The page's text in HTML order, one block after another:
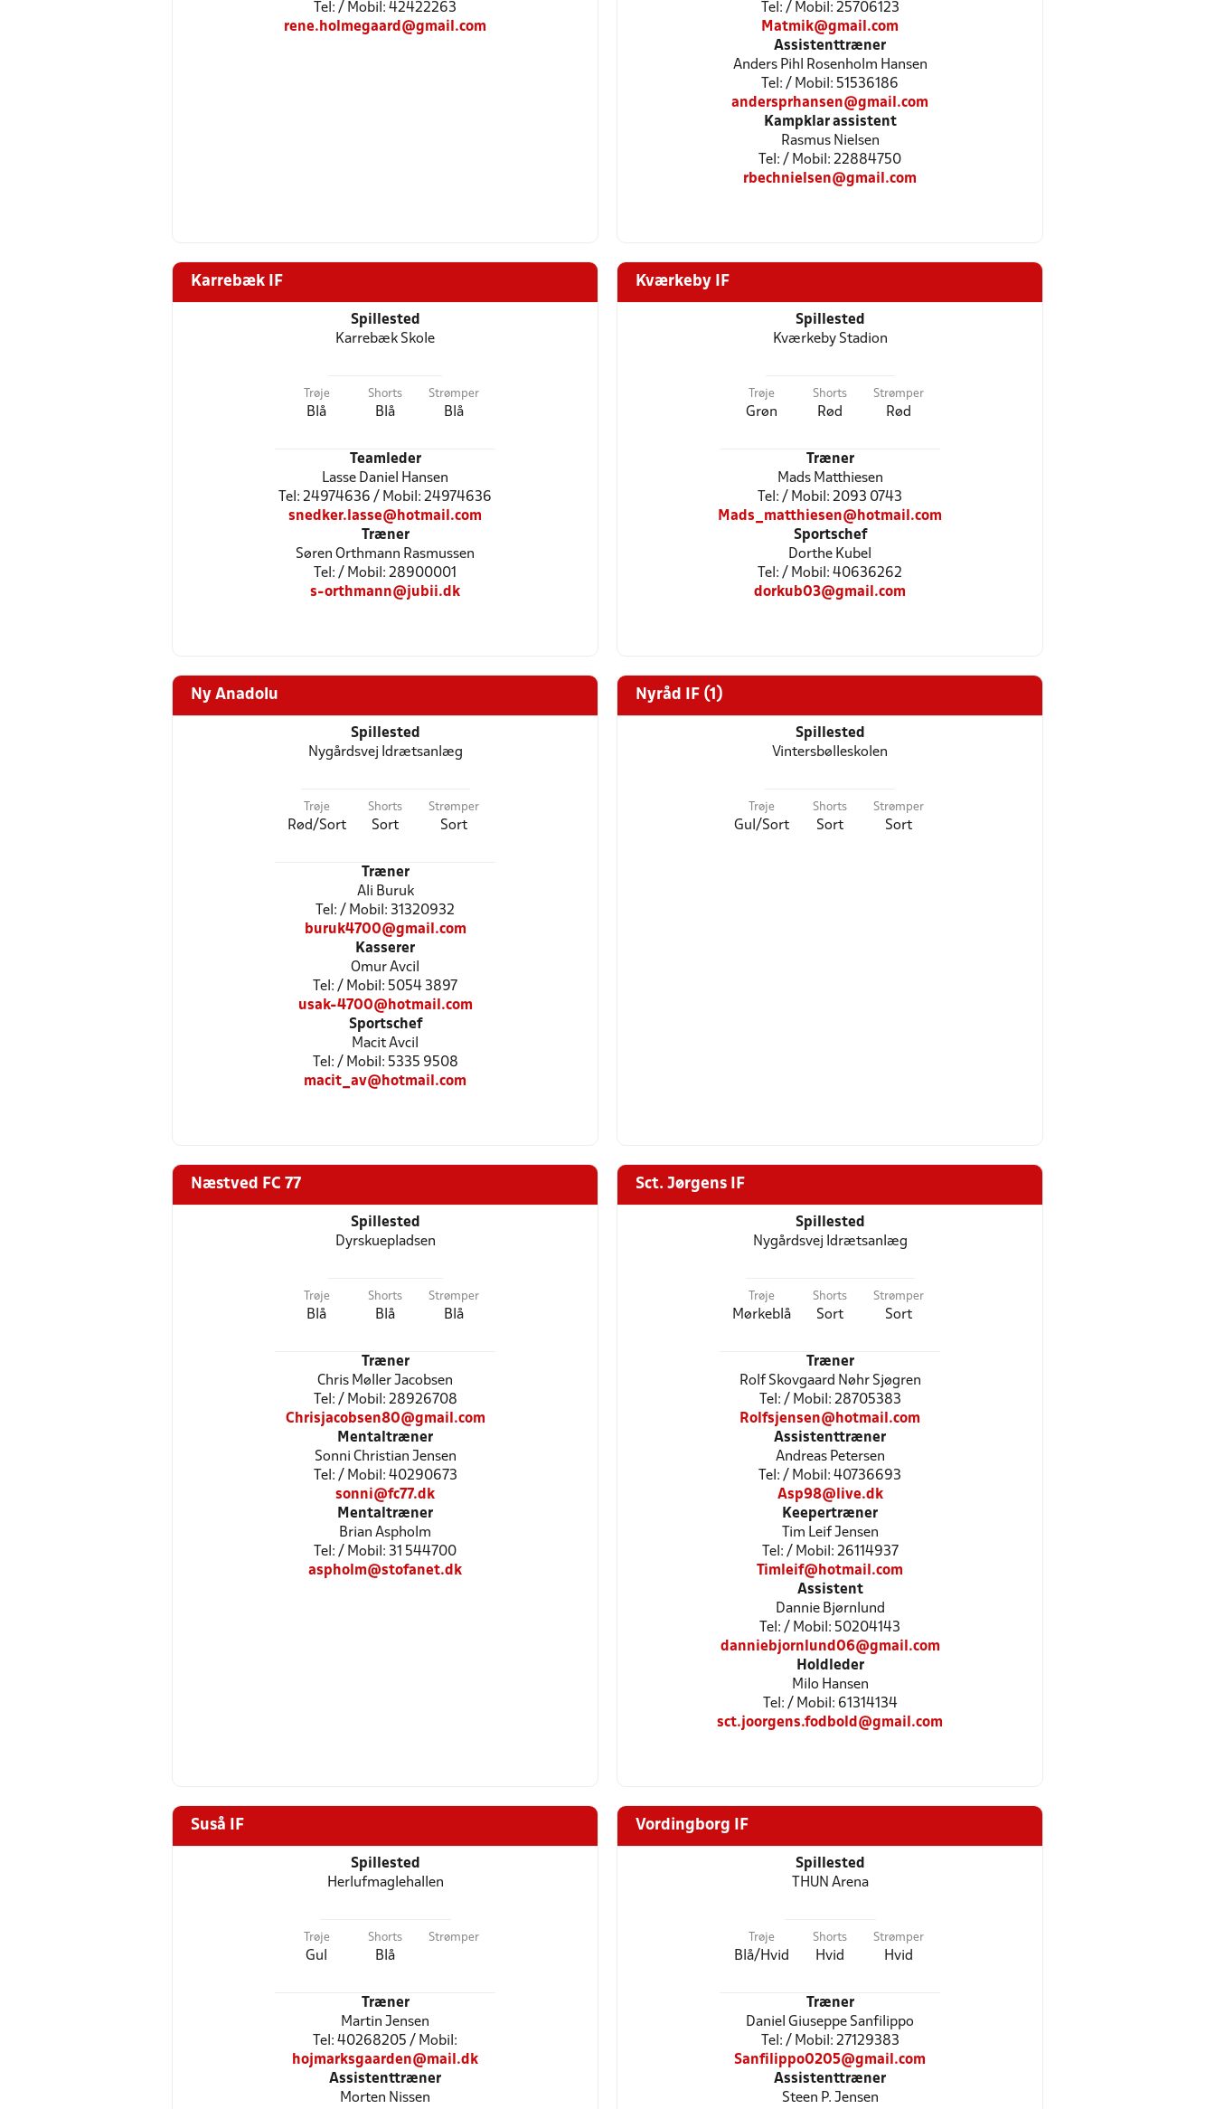
Tel: / Mobil: 42422263
rene.holmegaard@gmail.com
Tel: / Mobil: 25706123
Matmik@gmail.com
Assistenttræner
Anders Pihl Rosenholm Hansen
Tel: / Mobil: 51536186
andersprhansen@gmail.com
Kampklar assistent
Rasmus Nielsen
Tel: / Mobil: 22884750
rbechnielsen@gmail.com
Karrebæk IF
Spillested
Karrebæk Skole
Trøje
Blå
Shorts
Blå
Strømper
Blå
Teamleder
Lasse Daniel Hansen
Tel: 24974636 / Mobil: 24974636
snedker.lasse@hotmail.com
Træner
Søren Orthmann Rasmussen
Tel: / Mobil: 28900001
s-orthmann@jubii.dk
Kværkeby IF
Spillested
Kværkeby Stadion
Trøje
Grøn
Shorts
Rød
Strømper
Rød
Træner
Mads Matthiesen
Tel: / Mobil: 2093 0743
Mads_matthiesen@hotmail.com
Sportschef
Dorthe Kubel
Tel: / Mobil: 40636262
dorkub03@gmail.com
Ny Anadolu
Spillested
Nygårdsvej Idrætsanlæg
Trøje
Rød/Sort
Shorts
Sort
Strømper
Sort
Træner
Ali Buruk
Tel: / Mobil: 31320932
buruk4700@gmail.com
Kasserer
Omur Avcil
Tel: / Mobil: 5054 3897
usak-4700@hotmail.com
Sportschef
Macit Avcil
Tel: / Mobil: 5335 9508
macit_av@hotmail.com
Nyråd IF (1)
Spillested
Vintersbølleskolen
Trøje
Gul/Sort
Shorts
Sort
Strømper
Sort
Næstved FC 77
Spillested
Dyrskuepladsen
Trøje
Blå
Shorts
Blå
Strømper
Blå
Træner
Chris Møller Jacobsen
Tel: / Mobil: 28926708
Chrisjacobsen80@gmail.com
Mentaltræner
Sonni Christian Jensen
Tel: / Mobil: 40290673
sonni@fc77.dk
Mentaltræner
Brian Aspholm
Tel: / Mobil: 31 544700
aspholm@stofanet.dk
Sct. Jørgens IF
Spillested
Nygårdsvej Idrætsanlæg
Trøje
Mørkeblå
Shorts
Sort
Strømper
Sort
Træner
Rolf Skovgaard Nøhr Sjøgren
Tel: / Mobil: 28705383
Rolfsjensen@hotmail.com
Assistenttræner
Andreas Petersen
Tel: / Mobil: 40736693
Asp98@live.dk
Keepertræner
Tim Leif Jensen
Tel: / Mobil: 26114937
Timleif@hotmail.com
Assistent
Dannie Bjørnlund
Tel: / Mobil: 50204143
danniebjornlund06@gmail.com
Holdleder
Milo Hansen
Tel: / Mobil: 61314134
sct.joorgens.fodbold@gmail.com
Suså IF
Spillested
Herlufmaglehallen
Trøje
Gul
Shorts
Blå
Strømper
Træner
Martin Jensen
Tel: 40268205 / Mobil:
hojmarksgaarden@mail.dk
Assistenttræner
Morten Nissen
Vordingborg IF
Spillested
THUN Arena
Trøje
Blå/Hvid
Shorts
Hvid
Strømper
Hvid
Træner
Daniel Giuseppe Sanfilippo
Tel: / Mobil: 27129383
Sanfilippo0205@gmail.com
Assistenttræner
Steen P. Jensen